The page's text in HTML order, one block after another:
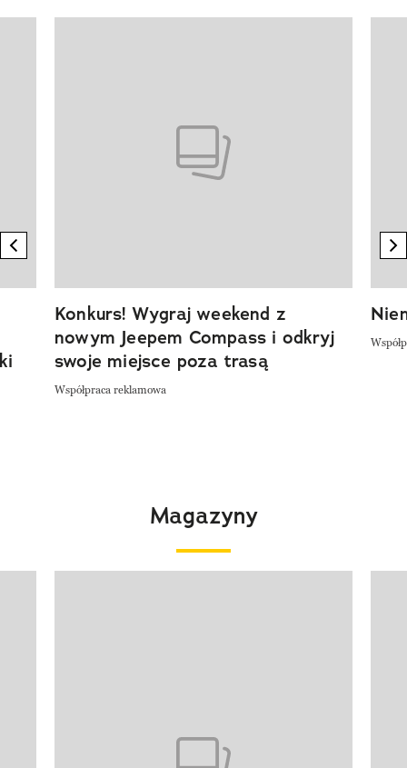
previous element
Konkurs! Wygraj weekend z
nowym Jeepem Compass i odkryj
swoje miejsce poza trasą
Współpraca reklamowa
Magazyny